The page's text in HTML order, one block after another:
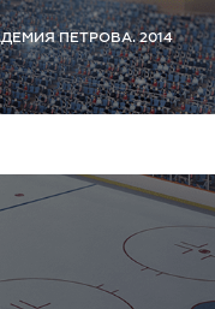
ПЕТРОВА. 2014